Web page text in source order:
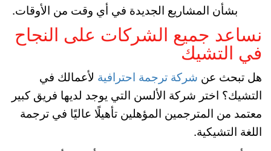
بشأن المشاريع الجديدة في أي وقت من الأوقات.
نساعد جميع الشركات على النجاح
في التشيك
هل تبحث عن شركة ترجمة احترافية لأعمالك في
التشيك؟ اختر شركة الألسن التي يوجد لديها فريق كبير
معتمد من المترجمين المؤهلين تأهيلًا عاليًا في ترجمة
اللغة التشيكية.